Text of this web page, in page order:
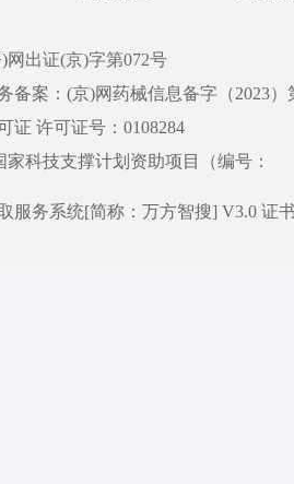
网出证(京)字第072号
备案：(京)网药械信息备字（2023）
证 许可证号：0108284
科技支撑计划资助项目（编号：
服务系统[简称：万方智搜] V3.0 证